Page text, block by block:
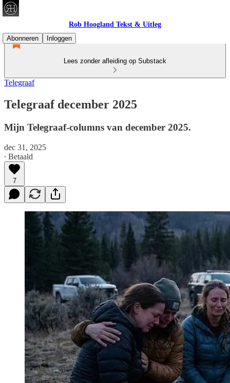
Rob Hoogland Tekst & Uitleg
Abonneren
Inloggen
Lees zonder afleiding op Substack
Telegraaf
Telegraaf december 2025
Mijn Telegraaf-columns van december 2025.
dec 31, 2025
∙ Betaald
7